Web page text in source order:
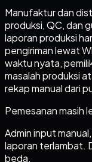
Manufaktur dan
produksi, QC, dan
laporan produksi
pengiriman lewat
waktu nyata,
masalah produksi
rekap manual dari
Pemesanan masih
Admin input
laporan terlambat.
beda.